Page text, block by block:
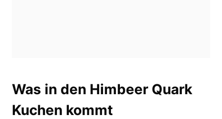
Was in den Himbeer Quark
Kuchen kommt